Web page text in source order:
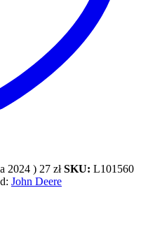
2024 ) 27 zł SKU: L101560
John Deere